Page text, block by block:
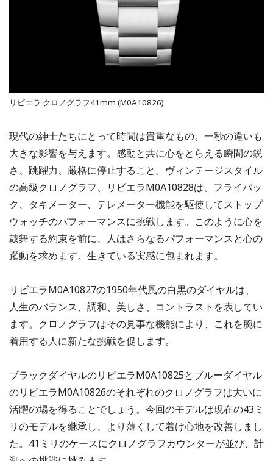
リビエラ クロノグラフ41mm (M0A10826)
現代の紳士たちにとって時間は貴重なもの。一秒の違いも
大きな影響を与えます。感動と共に心をとらえる瞬間の鋭
さ、跳躍力、厳格に停止すること。ヴィンテージスタイル
の高級クロノグラフ、リビエラM0A10828は、フライバッ
ク、タキメーター、テレメーター機能を駆使してストップ
ウォッチのパフォーマンスに挑戦します。このように心を
鼓舞する約束を前に、人はさらなるパフォーマンスと心の
躍動を求めます。生きている実感に包まれます。
リビエラM0A10827の1950年代風の白黒のダイヤルは、
人生のバランス、調和、美しさ、コントラストを表してい
ます。クロノグラフはその見事な機能により、これを腕に
着用する人に新たな挑戦を促します。
ブラックダイヤルのリビエラM0A10825とブルーダイヤル
のリビエラM0A10826のそれぞれのクロノグラフは大いに
活躍の場を得ることでしょう。今回のモデルは現在の43ミ
リのモデルを継承し、より薄くして着け心地を改善しまし
た。41ミリのケースにクロノグラフカウンターが並び、計